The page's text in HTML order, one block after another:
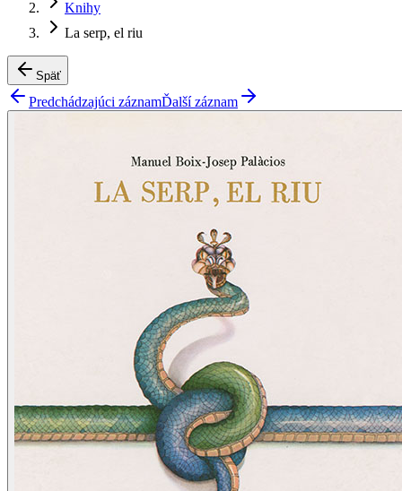
Knihy
La serp, el riu
Späť
Predchádzajúci záznamĎalší záznam